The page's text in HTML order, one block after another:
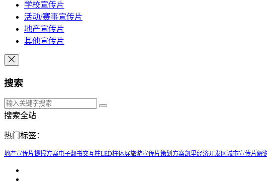
学校宣传片
活动/赛事宣传片
地产宣传片
其他宣传片
搜索
搜索全站
热门标签：
地产宣传片提报方案电子翻书交互柱LED柱体屏旅游宣传片策划方案凯里经济开发区城市宣传片解